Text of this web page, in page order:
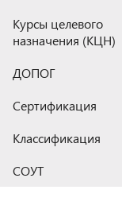
Курсы целевого
назначения (КЦН)
ДОПОГ
Сертификация
Классификация
СОУТ